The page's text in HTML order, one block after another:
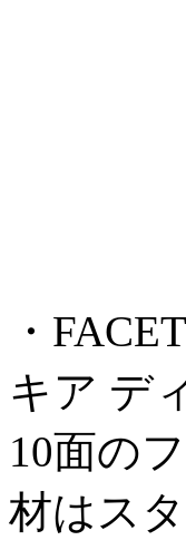
・
キア デ
10面の
材はス